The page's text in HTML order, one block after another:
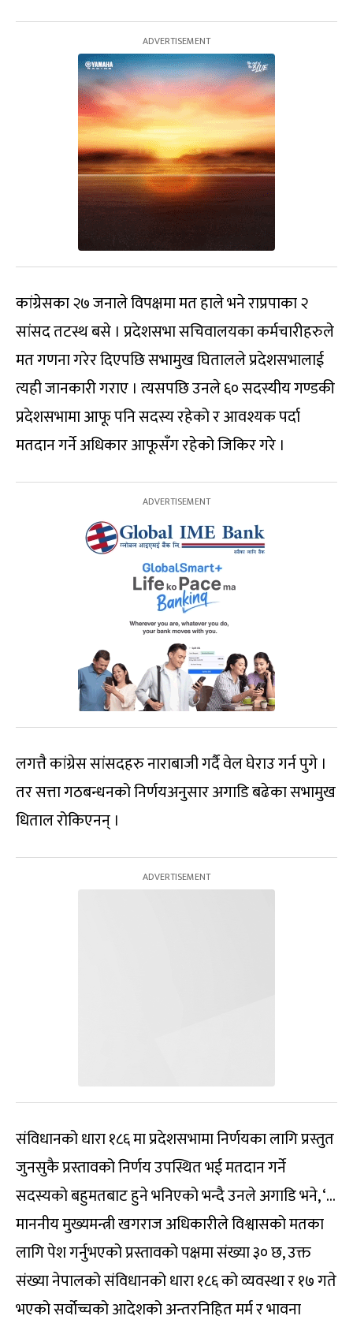
कांग्रेसका २७ जनाले विपक्षमा मत हाले भने राप्रपाका २
सांसद तटस्थ बसे । प्रदेशसभा सचिवालयका कर्मचारीहरुले
मत गणना गरेर दिएपछि सभामुख घितालले प्रदेशसभालाई
त्यही जानकारी गराए । त्यसपछि उनले ६० सदस्यीय गण्डकी
प्रदेशसभामा आफू पनि सदस्य रहेको र आवश्यक पर्दा
मतदान गर्ने अधिकार आफूसँग रहेको जिकिर गरे ।
लगत्तै कांग्रेस सांसदहरु नाराबाजी गर्दै वेल घेराउ गर्न पुगे ।
तर सत्ता गठबन्धनको निर्णयअनुसार अगाडि बढेका सभामुख
धिताल रोकिएनन् ।
संविधानको धारा १८६ मा प्रदेशसभामा निर्णयका लागि प्रस्तुत
जुनसुकै प्रस्तावको निर्णय उपस्थित भई मतदान गर्ने
सदस्यको बहुमतबाट हुने भनिएको भन्दै उनले अगाडि भने, ‘…
माननीय मुख्यमन्त्री खगराज अधिकारीले विश्वासको मतका
लागि पेश गर्नुभएको प्रस्तावको पक्षमा संख्या ३० छ, उक्त
संख्या नेपालको संविधानको धारा १८६ को व्यवस्था र १७ गते
भएको सर्वोच्चको आदेशको अन्तरनिहित मर्म र भावना